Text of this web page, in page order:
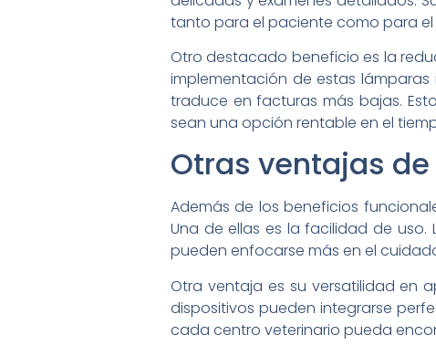
tanto para el paciente como para el
Otro destacado beneficio es la
implementación de estas
traduce en facturas más bajas.
sean una opción rentable en el
Otras ventajas
Además de los beneficios
Una de ellas es la facilidad de uso.
pueden enfocarse más en el
Otra ventaja es su versatilidad en
dispositivos pueden integrarse
cada centro veterinario pueda